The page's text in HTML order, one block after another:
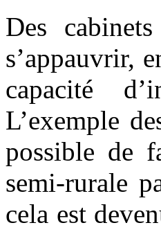
Des
s’appauvrir,
capacité
L’exemple
possible de
semi-rurale
cela est